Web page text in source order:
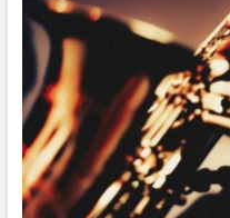
Tesoros
que
Revelan
su
Biodiversidad